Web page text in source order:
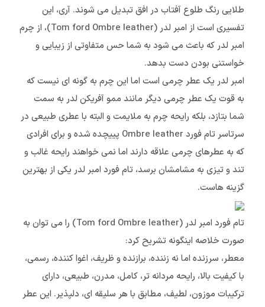
طلایی رنگ طلوع آفتاب در افق تبدیل می شوند. آری، این
تفسیری است از امبر لدر (Tom ford Ombre leather)، از چرم
امبر لدر که باعث می شود به شما حس متفاوتی از زیبایی و
خواستنی بودن دست بدهد.
امبر لدر یک عطر چرمی است اما این چرم به گونه ای نیست که
به قوت یک عطر چرمی دیگر مانند ممو آفریکن لدر به سمت
شما بتازد، بلکه رایحه چرم به ملایمت و البته با عطری طبیعی در
سرتاسر تام فورد Ombre leather پییچده شده و برای افرادی
که به عطرهای چرمی علاقه دارند اما نمی خواهند رایحه غالب و
تند و تیزی به مشامشان برسد، تام فورد امبر لدر یکی از بهترین
گزینه هاست.
تام فورد امبر لدر (Tom ford Ombre leather) را می توان به
صورت خلاصه اینگونه تشریح کرد:
معطر، سرزنده اما نه زننده، برازنده و ظریف، اغوا کننده، رسمی،
با کیفیت بالا، رایحه مردانه تر،‌ کامل، مدرن، طبیعی، دارای
ترکیبات موزون، لطیف، مطابق با هر سلیقه ای، دلپذیر. این عطر